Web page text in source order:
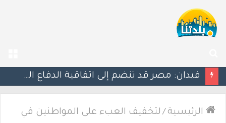
عن
فيدان: مصر قد تنضم إلى اتفاقية الدفاع المشترك بين تركيا والسعودية وباكستان
الرئيسية / لتخفيف العبء على المواطنين في